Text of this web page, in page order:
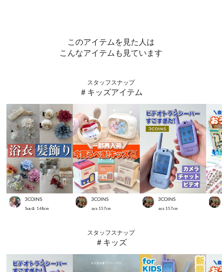
このアイテムを見た人は
こんなアイテムも見ています
スタッフスナップ
＃キッズアイテム
3COINS
Suu☺︎ 168cm
3COINS
aya 157cm
3COINS
aya 157cm
スタッフスナップ
＃キッズ